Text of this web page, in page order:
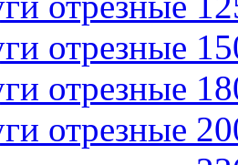
отрезные
отрезные
отрезные